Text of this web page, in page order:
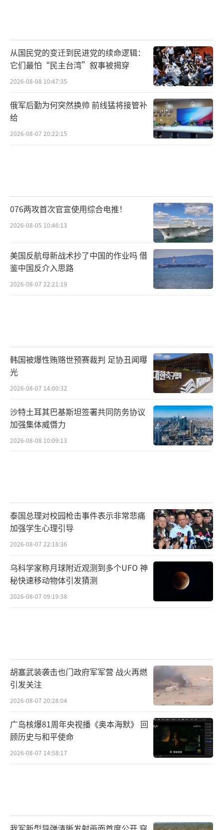
从国民党的变迁到民进党的续命逻辑：
它们最怕“民主台湾”叙事被揭穿
2026-08-08 10:47:35
俄军后勤为何突然换帅 前线猛将接管补
给
2026-08-07 20:22:15
076两攻首次官宣使用综合电推！
2026-08-05 10:46:13
美国反航母新战术抄了中国的作业吗 借
鉴中国反介入思路
2026-08-07 22:21:19
韩国被爆性贿赂世预赛裁判 足协丑闻曝
光
2026-08-07 14:00:32
沙特土耳其巴基斯坦签署共同防务协议
加强集体威慑力
2026-08-08 10:09:13
泰国总理对校园枪击事件表示非常悲痛
加强学生心理引导
2026-08-07 22:18:36
乌科学家称月球附近观测到多个UFO 神
秘快速移动物体引发猜测
2026-08-07 09:19:38
胡塞武装袭击也门政府军军营 战火再燃
引发关注
2026-08-07 20:28:04
广岛核爆81周年央视播《奥本海默》 回
顾历史与和平使命
2026-08-07 14:58:17